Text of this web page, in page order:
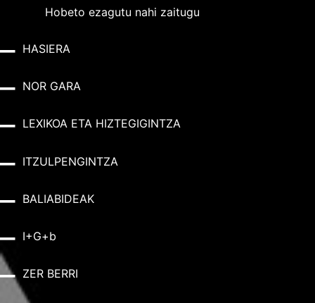
Hobeto ezagutu nahi zaitugu
HASIERA
NOR GARA
LEXIKOA ETA HIZTEGIGINTZA
ITZULPENGINTZA
BALIABIDEAK
I+G+b
ZER BERRI